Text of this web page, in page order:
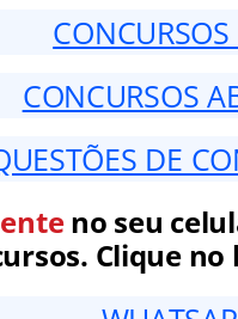
CONCURSOS
DE
no seu
Clique